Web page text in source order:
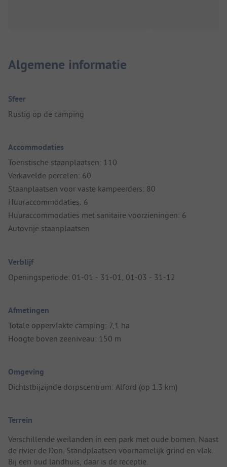
Algemene informatie
Sfeer
Rustig op de camping
Accommodaties
Toeristische staanplaatsen: 110
Verkavelde percelen: 60
Staanplaatsen voor vaste kampeerders: 80
Huuraccommodaties: 6
Huuraccommodaties met sanitaire voorzieningen: 6
Autovrije staanplaatsen
Verblijf
Openingsperiode: 01-01 - 31-01, 01-03 - 31-12
Afmetingen
Totale oppervlakte camping: 7,1 ha
Hoogte boven zeeniveau: 150 m
Omgeving
Dichtstbijzijnde dorpscentrum: Alford (op 1.3 km)
Terrein
Verschillende weilanden in een park met oude bomen. Naast
de rivier de Don. Standplaatsen voornamelijk grind en vlak.
Bij een oud landhuis, daar is de receptie.